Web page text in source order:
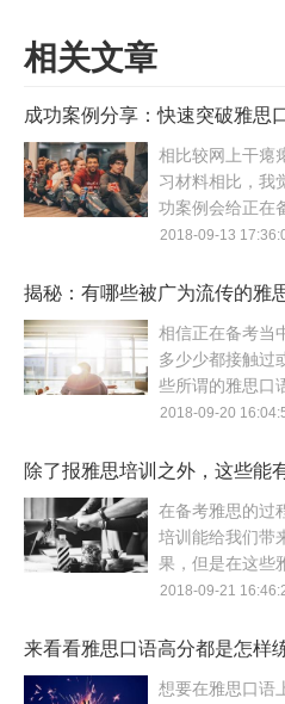
相关文章
成功案例分享：快速突破雅思
巧
相比较网上干瘪
习材料相比，我
功案例会给正在
到指导的作用，
巧，对口语的提
达人们对口语学
2018-09-13
揭秘：有哪些被广为流传的雅
伪攻略
相信正在备考当
多少少都接触过
些所谓的雅思口
法，实质上这些
么用，而且还会
思口语备考的伪
下面来列举几个
2018-09-20
除了报雅思培训之外，这些能
的学习方法也值得借鉴在备考雅思的过
培训能给我们带
果，但是在这些
外，个人平时课
底有哪些好的学
2018-09-21
来看看雅思口语高分都是怎样
想要在雅思口语